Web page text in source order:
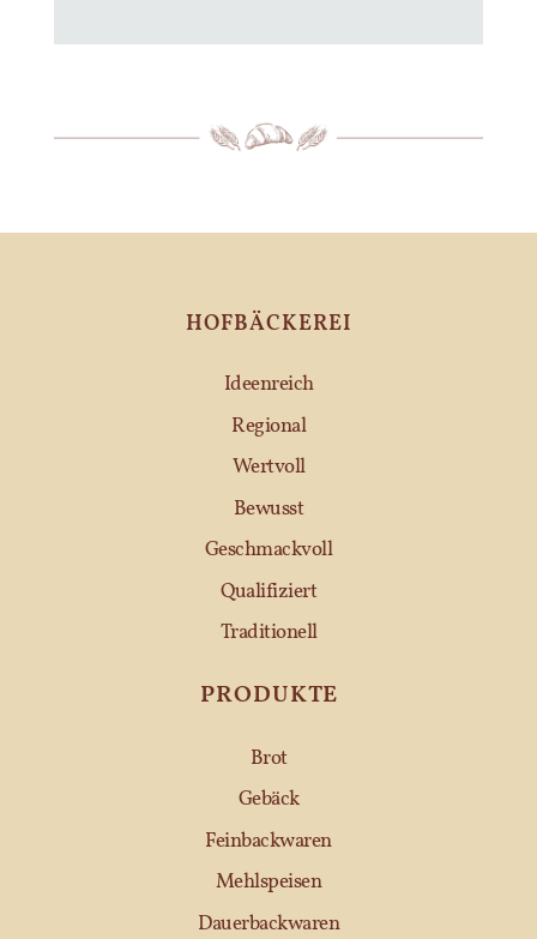
HOFBÄCKEREI
Ideenreich
Regional
Wertvoll
Bewusst
Geschmackvoll
Qualifiziert
Traditionell
PRODUKTE
Brot
Gebäck
Feinbackwaren
Mehlspeisen
Dauerbackwaren